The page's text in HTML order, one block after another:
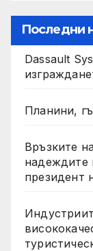
Последни
Dassault
Планини,
Връзките
надеждите
президент